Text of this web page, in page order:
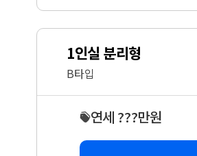
1인실 분리형
B타입
연세 ???만원